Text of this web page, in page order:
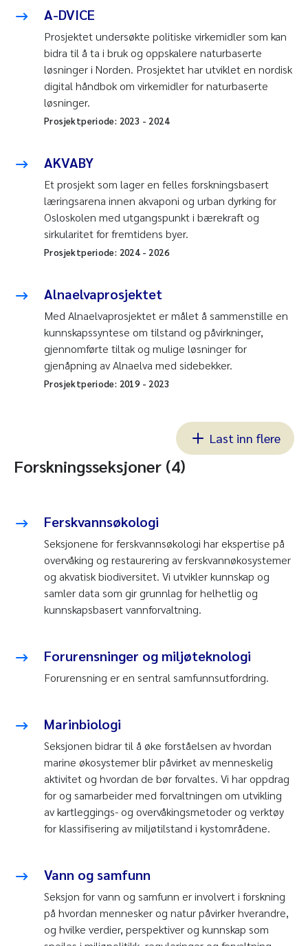
A-DVICE
Prosjektet undersøkte politiske virkemidler som kan
bidra til å ta i bruk og oppskalere naturbaserte
løsninger i Norden. Prosjektet har utviklet en nordisk
digital håndbok om virkemidler for naturbaserte
løsninger.
Prosjektperiode: 2023 - 2024
AKVABY
Et prosjekt som lager en felles forskningsbasert
læringsarena innen akvaponi og urban dyrking for
Osloskolen med utgangspunkt i bærekraft og
sirkularitet for fremtidens byer.
Prosjektperiode: 2024- 2026
Alnaelvaprosjektet
Med Alnaelvaprosjektet er målet å sammenstille en
kunnskapssyntese om tilstand og påvirkninger,
gjennomførte tiltak og mulige løsninger for
gjenåpning av Alnaelva med sidebekker.
Prosjektperiode: 2019- 2023
Last inn flere
Forskningsseksjoner (4)
Ferskvannsøkologi
Seksjonene for ferskvannsøkologi har ekspertise på
overvåking og restaurering av ferskvannøkosystemer
og akvatisk biodiversitet. Vi utvikler kunnskap og
samler data som gir grunnlag for helhetlig og
kunnskapsbasert vannforvaltning.
Forurensninger og miljøteknologi
Forurensning er en sentral samfunnsutfordring.
Marinbiologi
Seksjonen bidrar til å øke forståelsen av hvordan
marine økosystemer blir påvirket av menneskelig
aktivitet og hvordan de bør forvaltes. Vi har oppdrag
for og samarbeider med forvaltningen om utvikling
av kartleggings- og overvåkingsmetoder og verktøy
for klassifisering av miljøtilstand i kystområdene.
Vann og samfunn
Seksjon for vann og samfunn er involvert i forskning
på hvordan mennesker og natur påvirker hverandre,
og hvilke verdier, perspektiver og kunnskap som